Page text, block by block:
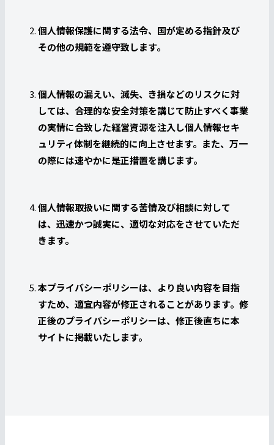
個人情報保護に関する法令、国が定める指針及び
その他の規範を遵守致します。
個人情報の漏えい、滅失、き損などのリスクに対
しては、合理的な安全対策を講じて防止すべく事業
の実情に合致した経営資源を注入し個人情報セキ
ュリティ体制を継続的に向上させます。また、万一
の際には速やかに是正措置を講じます。
個人情報取扱いに関する苦情及び相談に対して
は、迅速かつ誠実に、適切な対応をさせていただ
きます。
本プライバシーポリシーは、より良い内容を目指
すため、適宜内容が修正されることがあります。修
正後のプライバシーポリシーは、修正後直ちに本
サイトに掲載いたします。